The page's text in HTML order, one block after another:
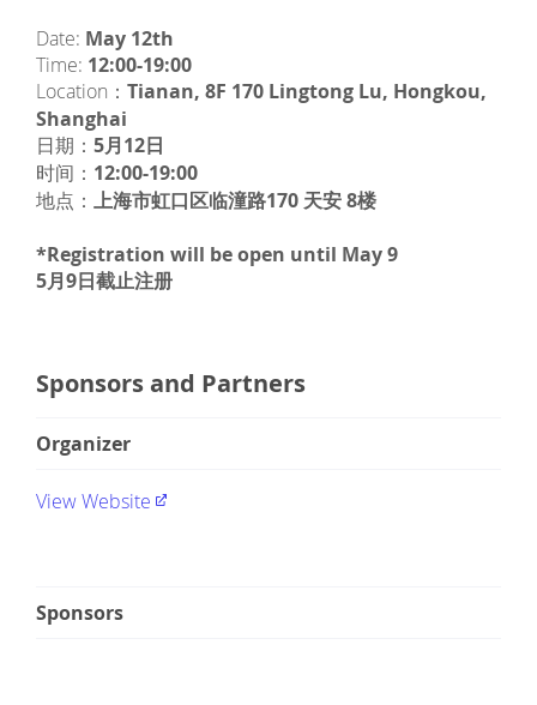
Date: May 12th
Time: 12:00-19:00
Location： Tianan, 8F 170 Lingtong Lu, Hongkou,
Shanghai
日期： 5月12日
时间： 12:00-19:00
地点： 上海市虹口区临潼路170 天安 8楼
*Registration will be open until May 9
5月9日截止注册
Sponsors and Partners
Organizer
View Website
Sponsors